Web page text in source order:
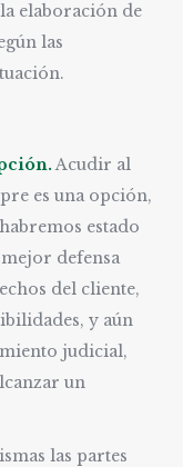
elaboración de
las
Acudir al
es una opción,
estado
defensa
del cliente,
y aún
judicial,
un
las partes